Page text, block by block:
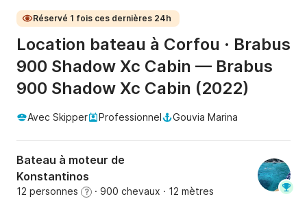
Réservé 1 fois ces dernières 24h
Location bateau à Corfou · Brabus
900 Shadow Xc Cabin — Brabus
900 Shadow Xc Cabin (2022)
Avec Skipper Professionnel Gouvia Marina
Bateau à moteur de
Konstantinos
12 personnes ? · 900 chevaux · 12 mètres